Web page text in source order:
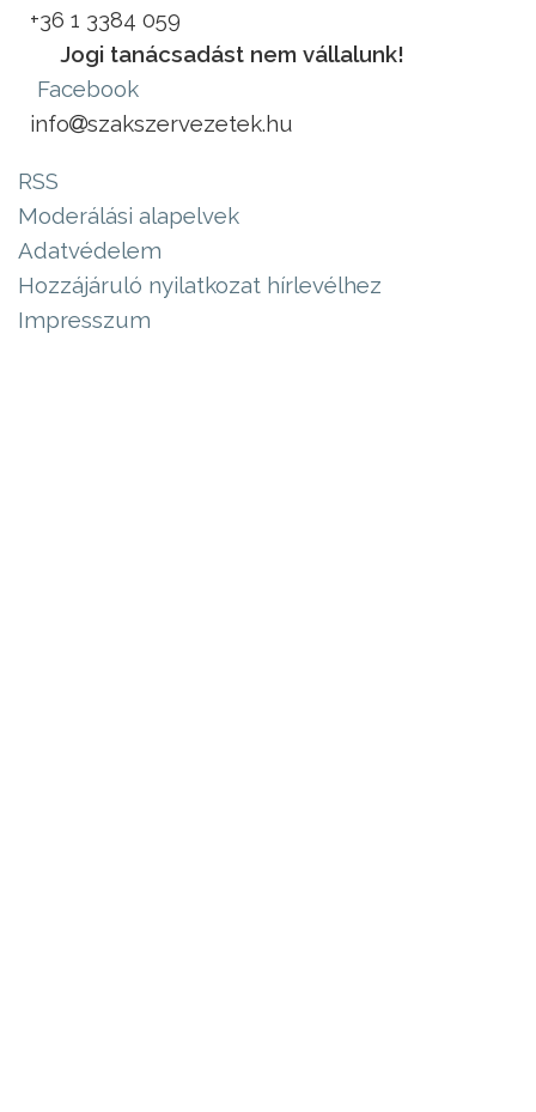
+36 1 3384 059
Jogi tanácsadást nem vállalunk!
Facebook
info
szakszervezetek.hu
RSS
Moderálási alapelvek
Adatvédelem
Hozzájáruló nyilatkozat hírlevélhez
Impresszum